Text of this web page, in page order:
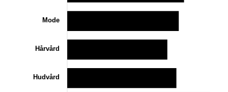
Mode
Hårvård
Hudvård